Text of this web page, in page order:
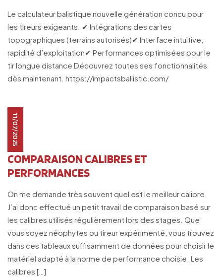
Le calculateur balistique nouvelle génération concu pour
les tireurs exigeants. ✔ Intégrations des cartes
topographiques (terrains autorisés)✔ Interface intuitive,
rapidité d’exploitation✔ Performances optimisées pour le
tir longue distance Découvrez toutes ses fonctionnalités
dès maintenant. https://impactsballistic.com/
11/07/2025
COMPARAISON CALIBRES ET
PERFORMANCES
On me demande très souvent quel est le meilleur calibre.
J’ai donc effectué un petit travail de comparaison basé sur
les calibres utilisés régulièrement lors des stages. Que
vous soyez néophytes ou tireur expérimenté, vous trouvez
dans ces tableaux suffisamment de données pour choisir le
matériel adapté à la norme de performance choisie. Les
calibres […]